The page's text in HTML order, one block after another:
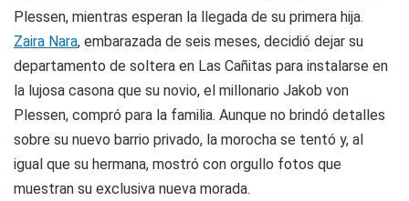
Plessen, mientras esperan la llegada de su primera hija.
Zaira Nara, embarazada de seis meses, decidió dejar su
departamento de soltera en Las Cañitas para instalarse en
la lujosa casona que su novio, el millonario Jakob von
Plessen, compró para la familia. Aunque no brindó detalles
sobre su nuevo barrio privado, la morocha se tentó y, al
igual que su hermana, mostró con orgullo fotos que
muestran su exclusiva nueva morada.